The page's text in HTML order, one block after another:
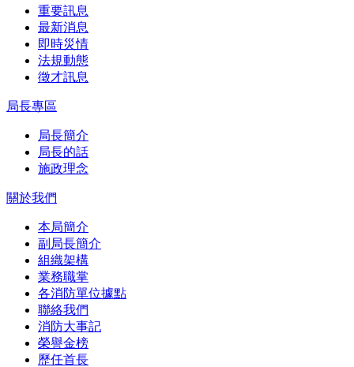
重要訊息
最新消息
即時災情
法規動態
徵才訊息
局長專區
局長簡介
局長的話
施政理念
關於我們
本局簡介
副局長簡介
組織架構
業務職掌
各消防單位據點
聯絡我們
消防大事記
榮譽金榜
歷任首長